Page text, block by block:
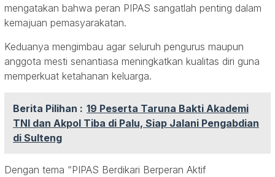
mengatakan bahwa peran PIPAS sangatlah penting dalam
kemajuan pemasyarakatan.
Keduanya mengimbau agar seluruh pengurus maupun
anggota mesti senantiasa meningkatkan kualitas diri guna
memperkuat ketahanan keluarga.
Berita Pilihan : 19 Peserta Taruna Bakti Akademi
TNI dan Akpol Tiba di Palu, Siap Jalani Pengabdian
di Sulteng
Dengan tema “PIPAS Berdikari Berperan Aktif